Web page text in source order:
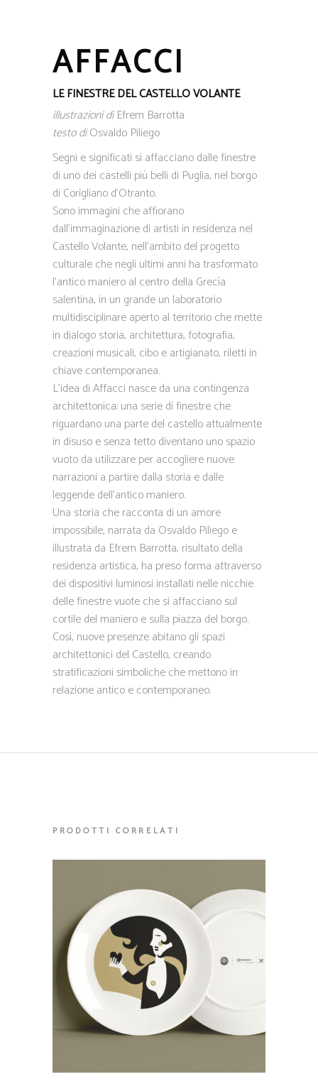
AFFACCI
LE FINESTRE DEL CASTELLO VOLANTE
illustrazioni diEfrem Barrotta
testo diOsvaldo Piliego
Segni e significati si affacciano dalle finestre
di uno dei castelli più belli di Puglia, nel borgo
di Corigliano d’Otranto.
Sono immagini che affiorano
dall’immaginazione di artisti in residenza nel
Castello Volante, nell’ambito del progetto
culturale che negli ultimi anni ha trasformato
l’antico maniero al centro della Grecìa
salentina, in un grande un laboratorio
multidisciplinare aperto al territorio che mette
in dialogo storia, architettura, fotografia,
creazioni musicali, cibo e artigianato, riletti in
chiave contemporanea.
L’idea di Affacci nasce da una contingenza
architettonica: una serie di finestre che
riguardano una parte del castello attualmente
in disuso e senza tetto diventano uno spazio
vuoto da utilizzare per accogliere nuove
narrazioni a partire dalla storia e dalle
leggende dell’antico maniero.
Una storia che racconta di un amore
impossibile, narrata da Osvaldo Piliego e
illustrata da Efrem Barrotta, risultato della
residenza artistica, ha preso forma attraverso
dei dispositivi luminosi installati nelle nicchie
delle finestre vuote che si affacciano sul
cortile del maniero e sulla piazza del borgo.
Così, nuove presenze abitano gli spazi
architettonici del Castello, creando
stratificazioni simboliche che mettono in
relazione antico e contemporaneo.
PRODOTTI CORRELATI